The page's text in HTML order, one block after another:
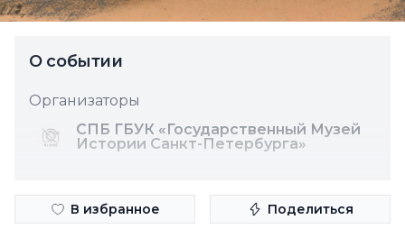
О событии
Организаторы
СПБ ГБУК «Государственный Музей
Истории Санкт-Петербурга»
В избранное Поделиться